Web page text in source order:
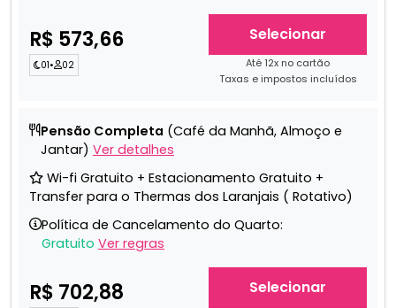
R$ 573,66
01• 02
Selecionar
Até 12x no cartão
Taxas e impostos incluídos
Pensão Completa (Café da Manhã, Almoço e
Jantar) Ver detalhes
Wi-fi Gratuito + Estacionamento Gratuito +
Transfer para o Thermas dos Laranjais ( Rotativo)
Política de Cancelamento do Quarto:
Gratuito Ver regras
R$ 702,88 Selecionar